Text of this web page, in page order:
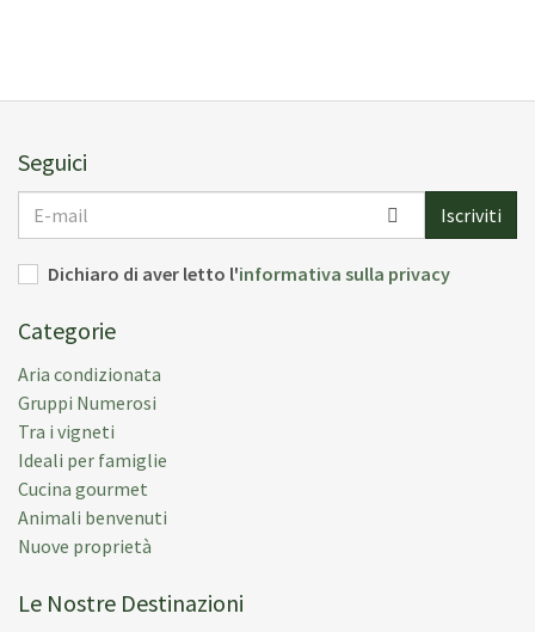
available to us. As well as making sure the court was
this visit and stay even more special.
Pubblicato:
Periodo Della Vacanza:11 ago 2018
Seguici
mail
Iscriviti
Dichiaro di aver letto l'informativa sulla privacy
Categorie
Aria condizionata
Gruppi Numerosi
Tra i vigneti
Ideali per famiglie
Cucina gourmet
Animali benvenuti
Nuove proprietà
Le Nostre Destinazioni